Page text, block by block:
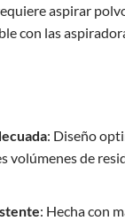
aspirar
con las
: Diseño
volúmenes de
: Hecha con